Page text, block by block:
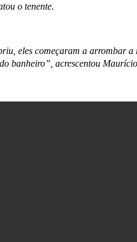
o tenente.
eles começaram a arrombar a
banheiro”, acrescentou